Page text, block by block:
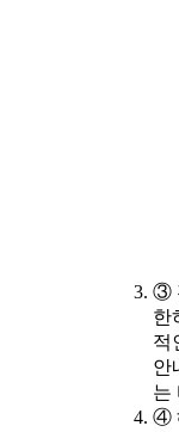
③
한
적
안
는
④